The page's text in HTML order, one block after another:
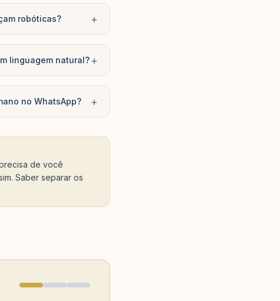
robóticas? +
linguagem natural?+
no WhatsApp? +
de você
Saber separar os